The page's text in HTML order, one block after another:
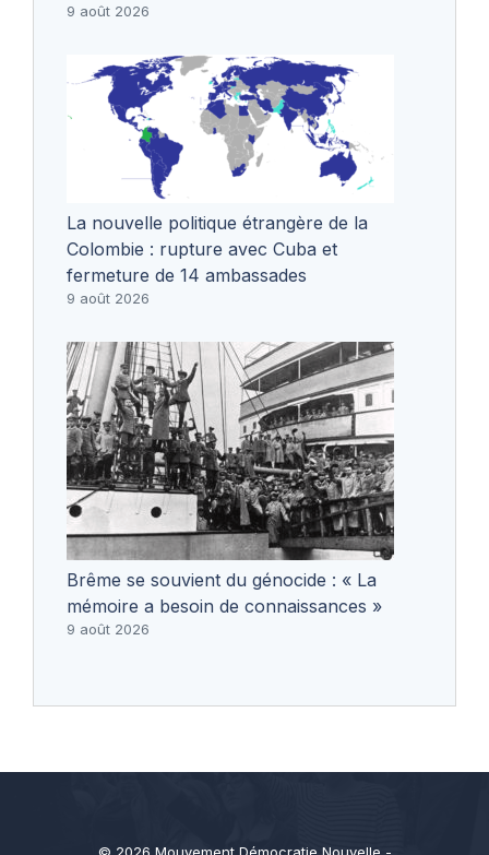
9 août 2026
La nouvelle politique étrangère de la
Colombie : rupture avec Cuba et
fermeture de 14 ambassades
9 août 2026
Brême se souvient du génocide : « La
mémoire a besoin de connaissances »
9 août 2026
© 2026 Mouvement Démocratie Nouvelle -